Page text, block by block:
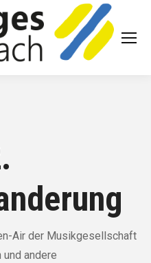
Air der Musikgesellschaft
andere